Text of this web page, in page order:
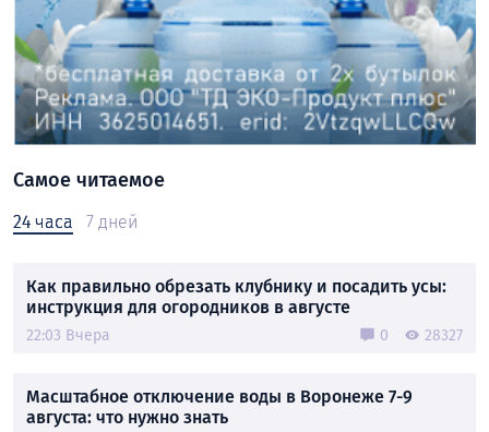
Самое читаемое
24 часа 7 дней
Как правильно обрезать клубнику и посадить усы:
инструкция для огородников в августе
22:03 Вчера 0 28327
Масштабное отключение воды в Воронеже 7-9
августа: что нужно знать